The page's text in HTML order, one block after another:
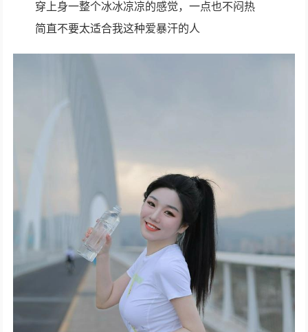
穿上身一整个冰冰凉凉的感觉，一点也不闷热
简直不要太适合我这种爱暴汗的人